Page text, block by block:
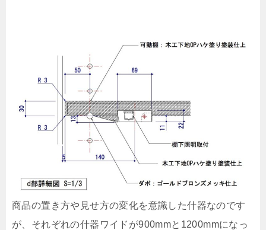
商品の置き方や見せ方の変化を意識した什器なのです
が、それぞれの什器ワイドが900mmと1200mmになっ